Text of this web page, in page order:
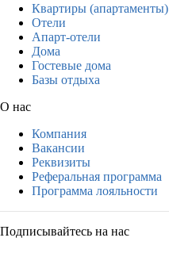
Квартиры (апартаменты)
Отели
Апарт-отели
Дома
Гостевые дома
Базы отдыха
О нас
Компания
Вакансии
Реквизиты
Реферальная программа
Программа лояльности
Подписывайтесь на нас